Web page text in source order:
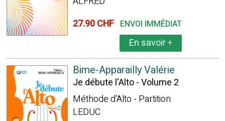
27.90 CHF ENVOI IMMÉDIAT
En savoir+
Bime-Apparailly Valérie
Je débute l'Alto - Volume 2
Méthode d'Alto - Partition
LEDUC